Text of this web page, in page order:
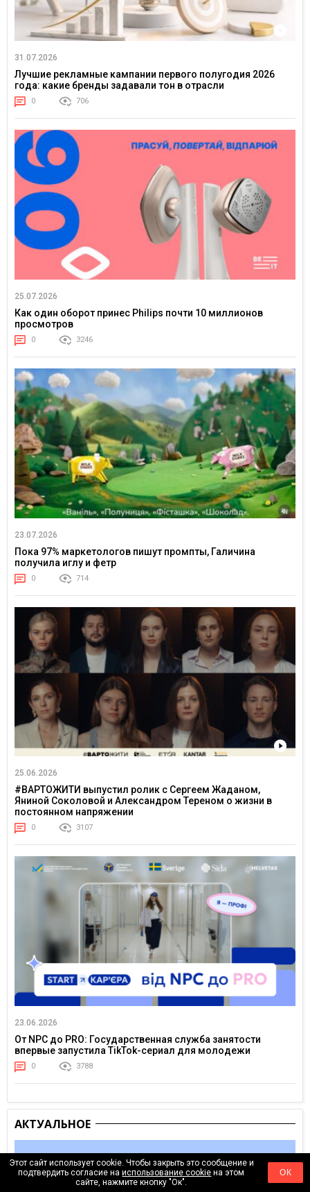
31.07.2026
Лучшие рекламные кампании первого полугодия 2026
года: какие бренды задавали тон в отрасли
0 706
25.07.2026
Как один оборот принес Philips почти 10 миллионов
просмотров
0 3246
23.07.2026
Пока 97% маркетологов пишут промпты, Галичина
получила иглу и фетр
0 714
25.06.2026
#ВАРТОЖИТИ выпустил ролик с Сергеем Жаданом,
Яниной Соколовой и Александром Тереном о жизни в
постоянном напряжении
0 3107
23.06.2026
От NPC до PRO: Государственная служба занятости
впервые запустила TikTok-сериал для молодежи
0 3788
АКТУАЛЬНОЕ
Этот сайт использует cookie. Чтобы закрыть это сообщение и
подтвердить согласие наиспользование cookie на этом
сайте, нажмите кнопку "Ок".
ОК